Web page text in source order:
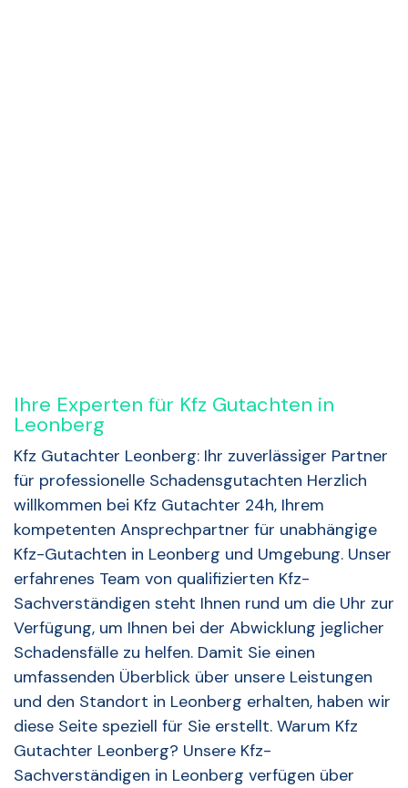
Ihre Experten für Kfz Gutachten in
Leonberg
Kfz Gutachter Leonberg: Ihr zuverlässiger Partner
für professionelle Schadensgutachten Herzlich
willkommen bei Kfz Gutachter 24h, Ihrem
kompetenten Ansprechpartner für unabhängige
Kfz-Gutachten in Leonberg und Umgebung. Unser
erfahrenes Team von qualifizierten Kfz-
Sachverständigen steht Ihnen rund um die Uhr zur
Verfügung, um Ihnen bei der Abwicklung jeglicher
Schadensfälle zu helfen. Damit Sie einen
umfassenden Überblick über unsere Leistungen
und den Standort in Leonberg erhalten, haben wir
diese Seite speziell für Sie erstellt. Warum Kfz
Gutachter Leonberg? Unsere Kfz-
Sachverständigen in Leonberg verfügen über